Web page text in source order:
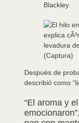
Blackley.
Después de
describió como
“El aroma y